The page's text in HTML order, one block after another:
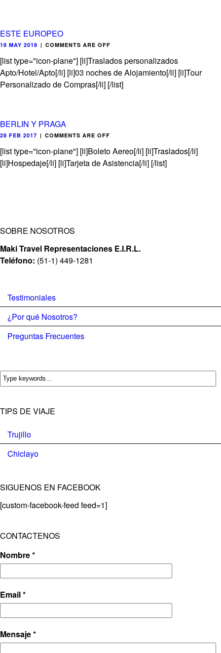
ESTE EUROPEO
18 MAY 2018 | COMMENTS ARE OFF
[list type="icon-plane"] [li]Traslados personalizados
Apto/Hotel/Apto[/li] [li]03 noches de Alojamiento[/li] [li]Tour
Personalizado de Compras[/li] [/list]
BERLIN Y PRAGA
28 FEB 2017 | COMMENTS ARE OFF
[list type="icon-plane"] [li]Boleto Aereo[/li] [li]Traslados[/li]
[li]Hospedaje[/li] [li]Tarjeta de Asistencia[/li] [/list]
SOBRE NOSOTROS
Maki Travel Representaciones E.I.R.L.
Teléfono: (51-1) 449-1281
Testimoniales
¿Por qué Nosotros?
Preguntas Frecuentes
TIPS DE VIAJE
Trujillo
Chiclayo
SIGUENOS EN FACEBOOK
[custom-facebook-feed feed=1]
CONTACTENOS
Nombre *
Email *
Mensaje *